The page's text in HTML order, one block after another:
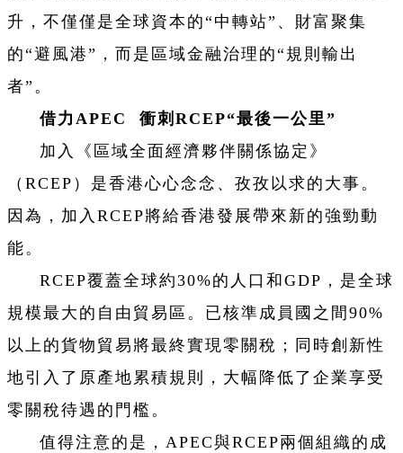
升，不僅僅是全球資本的“中轉站”、財富聚集
的“避風港”，而是區域金融治理的“規則輸出
者”。
借力APEC 衝刺RCEP“最後一公里”
加入《區域全面經濟夥伴關係協定》
（RCEP）是香港心心念念、孜孜以求的大事。
因為，加入RCEP將給香港發展帶來新的強勁動
能。
RCEP覆蓋全球約30%的人口和GDP，是全球
規模最大的自由貿易區。已核準成員國之間90%
以上的貨物貿易將最終實現零關稅；同時創新性
地引入了原產地累積規則，大幅降低了企業享受
零關稅待遇的門檻。
值得注意的是，APEC與RCEP兩個組織的成